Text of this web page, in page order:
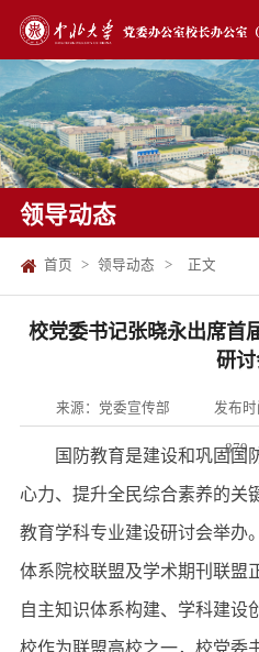
领导动态
首页 > 领导动态 > 正文
校党委书记张晓永出席首
研
来源：党委宣传部 发布
879
国防教育是建设和巩固国
心力、提升全民综合素养的关
教育学科专业建设研讨会举办
体系院校联盟及学术期刊联盟
自主知识体系构建、学科建设